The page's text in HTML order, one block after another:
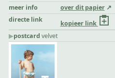
meer info
over dit papier
directe link
kopieer link
▶︎postcard velvet